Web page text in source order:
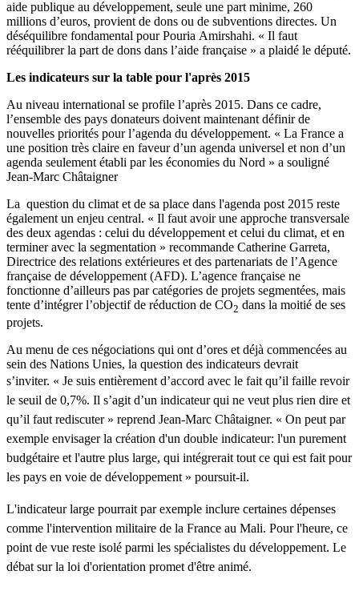
aide publique au développement, seule une part minime, 260
millions d’euros, provient de dons ou de subventions directes. Un
déséquilibre fondamental pour Pouria Amirshahi. « Il faut
rééquilibrer la part de dons dans l’aide française » a plaidé le député.
Les indicateurs sur la table pour l'après 2015
Au niveau international se profile l’après 2015. Dans ce cadre,
l’ensemble des pays donateurs doivent maintenant définir de
nouvelles priorités pour l’agenda du développement. « La France a
une position très claire en faveur d’un agenda universel et non d’un
agenda seulement établi par les économies du Nord » a souligné
Jean-Marc Châtaigner
La question du climat et de sa place dans l'agenda post 2015 reste
également un enjeu central. « Il faut avoir une approche transversale
des deux agendas : celui du développement et celui du climat, et en
terminer avec la segmentation » recommande Catherine Garreta,
Directrice des relations extérieures et des partenariats de l’Agence
française de développement (AFD). L’agence française ne
fonctionne d’ailleurs pas par catégories de projets segmentées, mais
tente d’intégrer l’objectif de réduction de CO2 dans la moitié de ses
projets.
Au menu de ces négociations qui ont d’ores et déjà commencées au
sein des Nations Unies, la question des indicateurs devrait
s’inviter. « Je suis entièrement d’accord avec le fait qu’il faille revoir
le seuil de 0,7%. Il s’agit d’un indicateur qui ne veut plus rien dire et
qu’il faut rediscuter » reprend Jean-Marc Châtaigner. « On peut par
exemple envisager la création d'un double indicateur: l'un purement
budgétaire et l'autre plus large, qui intégrerait tout ce qui est fait pour
les pays en voie de développement » poursuit-il.
L'indicateur large pourrait par exemple inclure certaines dépenses
comme l'intervention militaire de la France au Mali. Pour l'heure, ce
point de vue reste isolé parmi les spécialistes du développement. Le
débat sur la loi d'orientation promet d'être animé.